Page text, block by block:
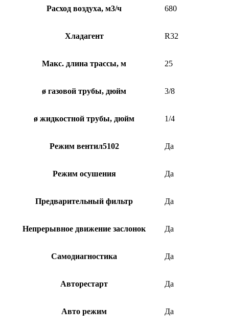
Расход воздуха, м3/ч 680
Хладагент R32
Макс. длина трассы, м 25
ø газовой трубы, дюйм 3/8
ø жидкостной трубы, дюйм 1/4
Режим вентил5102 Да
Режим осушения Да
Предварительный фильтр Да
Непрерывное движение заслонок Да
Самодиагностика Да
Авторестарт Да
Авто режим Да